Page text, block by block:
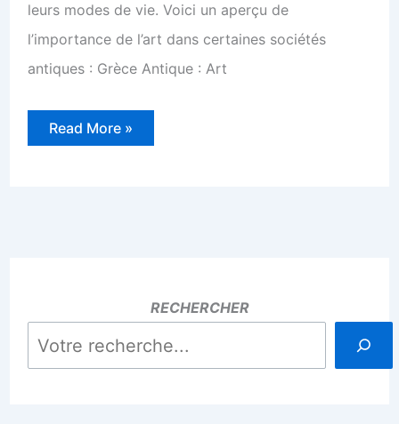
leurs modes de vie. Voici un aperçu de
l’importance de l’art dans certaines sociétés
antiques : Grèce Antique : Art
Savez
vous
Read More »
RECHERCHER